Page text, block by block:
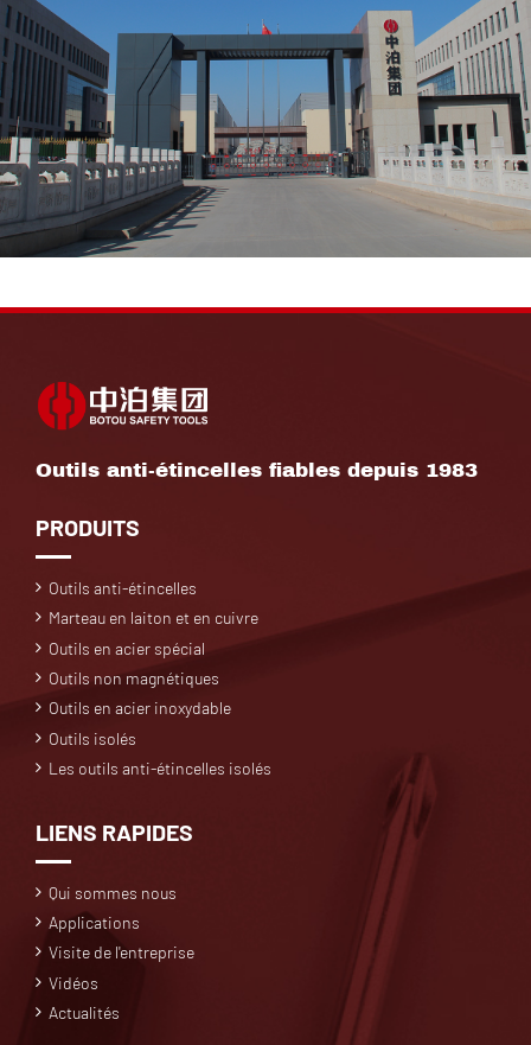
Outils anti-étincelles fiables depuis 1983
PRODUITS
Outils anti-étincelles
Marteau en laiton et en cuivre
Outils en acier spécial
Outils non magnétiques
Outils en acier inoxydable
Outils isolés
Les outils anti-étincelles isolés
LIENS RAPIDES
Qui sommes nous
Applications
Visite de l'entreprise
Vidéos
Actualités